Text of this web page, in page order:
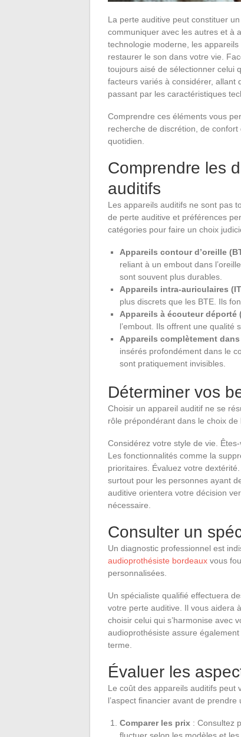
La perte auditive peut constituer
communiquer avec les autres et à
technologie moderne, les
restaurer le son dans votre vie.
toujours aisé de sélectionner celui
facteurs variés à considérer, allant
passant par les caractéristiques
Comprendre ces éléments vous
recherche de discrétion, de
quotidien.
Comprendre les
auditifs
Les appareils auditifs ne sont pas
de perte auditive et préférences
catégories pour faire un choix
Appareils contour d’oreille
reliant à un embout dans
sont souvent plus durables.
Appareils intra-auriculaires
plus discrets que les BTE. Ils
Appareils à écouteur déporté
l’embout. Ils offrent une qualité
Appareils complètement
insérés profondément dans le
sont pratiquement invisibles.
Déterminer vos
Choisir un appareil auditif ne se
rôle prépondérant dans le choix de
Considérez votre style de vie.
Les fonctionnalités comme la
prioritaires. Évaluez votre
surtout pour les personnes ayant
auditive orientera votre décision
nécessaire.
Consulter un
Un diagnostic professionnel est
audioprothésiste bordeaux vous
personnalisées.
Un spécialiste qualifié effectuera
votre perte auditive. Il vous aidera
choisir celui qui s’harmonise avec
audioprothésiste assure
terme.
Évaluer les
Le coût des appareils auditifs peut
l’aspect financier avant de prendre
Comparer les prix : Consultez